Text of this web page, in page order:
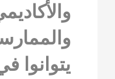
يتوانوا